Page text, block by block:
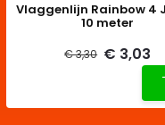
Vlaggenlijn Rainbow 4
10 meter
€ 3,30 € 3,03